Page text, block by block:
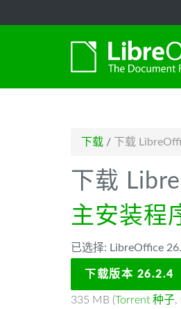
下载 / 下载
下载
主安装程
已选择: LibreOffice
下载版本 26.2.4
335 MB (Torrent 种子,